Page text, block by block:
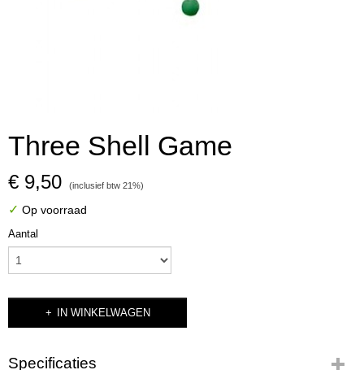
Three Shell Game
€ 9,50 (inclusief btw 21%)
✓ Op voorraad
Aantal
IN WINKELWAGEN
Specificaties